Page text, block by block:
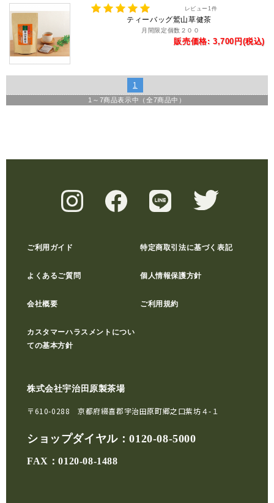
レビュー 1 件
ティーバッグ鷲山草健茶
月間限定個数２００
販売価格: 3,700円(税込)
1
1 ～ 7商品表示中（全7商品中）
ご利用ガイド 特定商取引法に基づく表記
よくあるご質問 個人情報保護方針
会社概要 ご利用規約
カスタマーハラスメントについ
ての基本方針
株式会社宇治田原製茶場
〒610-0288 京都府綴喜郡宇治田原町郷之口紫坊４-１
ショップダイヤル：0120-08-5000
FAX：0120-08-1488